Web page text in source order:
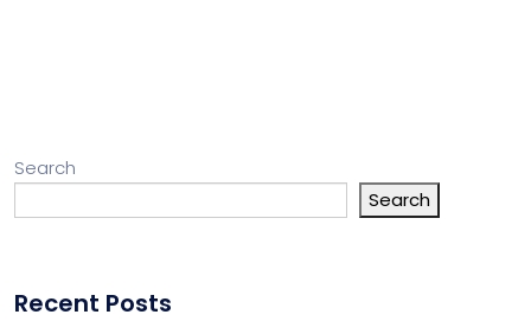
Search
Search
Recent Posts